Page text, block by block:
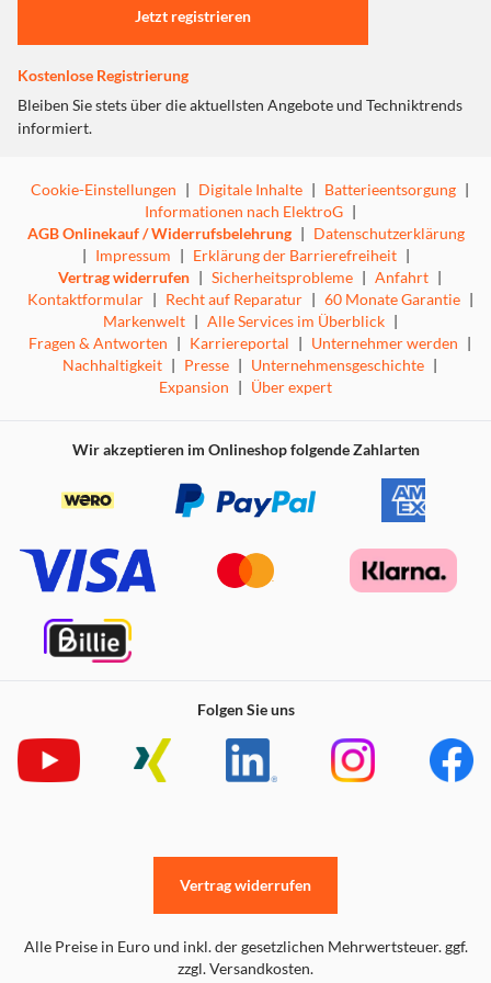
Nutze den Stauraum optimal mit intelligenten,
Nutze deinen Platz optimal – für Wein und mehr.
Ein Regal für Flaschen und Alltagsgegenstände – praktisch
organisiert, ohne Platzverlust.
Mehr Platz, wann immer du ihn brauchst.
– für mehr Flexibilität und einfachere Organisation.
Jetzt registrieren
Kostenlose Registrierung
Bleiben Sie stets über die aktuellsten Angebote und Techniktrends
informiert.
Cookie-Einstellungen | Digitale Inhalte | Batterieentsorgung |
Informationen nach ElektroG |
AGB Onlinekauf / Widerrufsbelehrung | Datenschutzerklärung
| Impressum | Erklärung der Barrierefreiheit |
Vertrag widerrufen | Sicherheitsprobleme | Anfahrt |
Kontaktformular | Recht auf Reparatur | 60 Monate Garantie |
Markenwelt | Alle Services im Überblick |
Fragen & Antworten | Karriereportal | Unternehmer werden |
Nachhaltigkeit | Presse | Unternehmensgeschichte |
Expansion | Über expert
Wir akzeptieren im Onlineshop folgende Zahlarten
Folgen Sie uns
Alle Preise in Euro und inkl. der gesetzlichen Mehrwertsteuer. ggf.
zzgl. Versandkosten.
Vertrag widerrufen